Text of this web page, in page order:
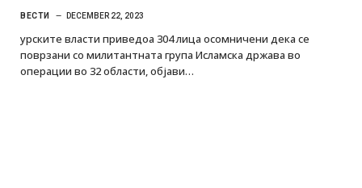
ВЕСТИ DECEMBER 22, 2023
урските власти приведоа 304 лица осомничени дека се
поврзани со милитантната група Исламска држава во
операции во 32 области, објави…